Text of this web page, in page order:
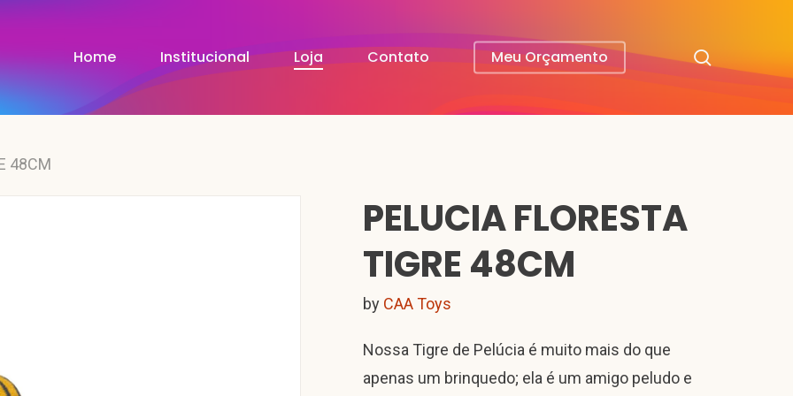
Home Institucional Loja Contato Meu Orçamento
48CM
PELUCIA FLORESTA
TIGRE 48CM
by CAA Toys
Nossa Tigre de Pelúcia é muito mais do que
apenas um brinquedo; ela é um amigo peludo e